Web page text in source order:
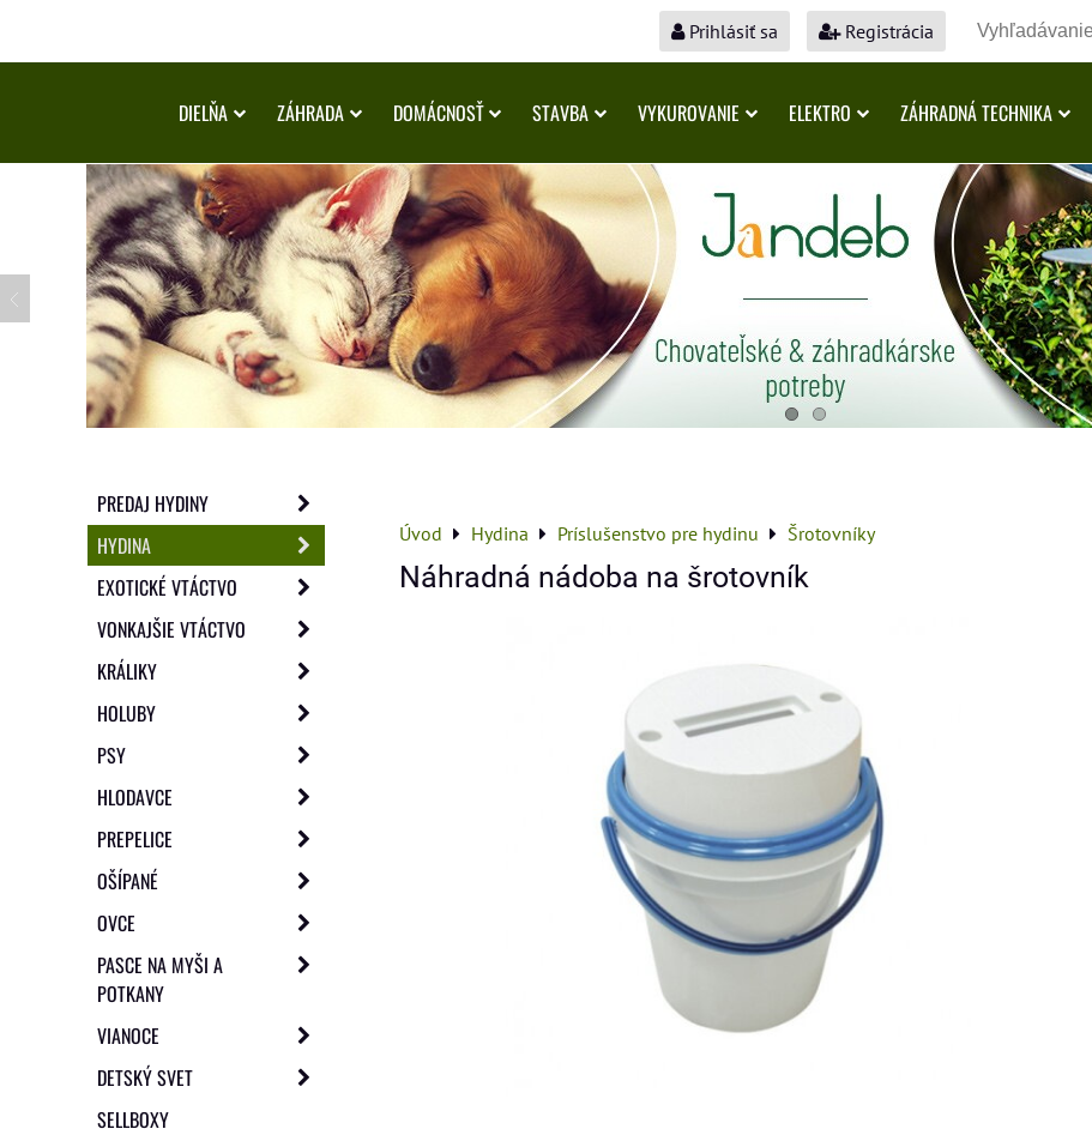
Prihlásiť sa Registrácia
DIELŇA ZÁHRADA DOMÁCNOSŤ STAVBA VYKUROVANIE ELEKTRO ZÁHRADNÁ TECHNIKA
Úvod Hydina Príslušenstvo pre hydinu Šrotovníky
Náhradná nádoba na šrotovník
PREDAJ HYDINY
HYDINA
EXOTICKÉ VTÁCTVO
VONKAJŠIE VTÁCTVO
KRÁLIKY
HOLUBY
PSY
HLODAVCE
PREPELICE
OŠÍPANÉ
OVCE
PASCE NA MYŠI A
POTKANY
VIANOCE
DETSKÝ SVET
SELLBOXY